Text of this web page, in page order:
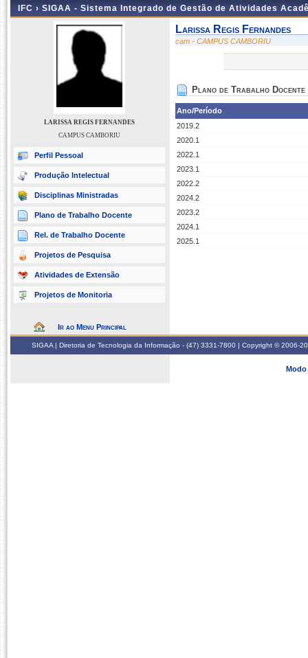
IFC › SIGAA - Sistema Integrado de Gestão de Atividades
LARISSA REGIS FERNANDES
CAMPUS CAMBORIU
Perfil Pessoal
Produção Intelectual
Disciplinas Ministradas
Plano de Trabalho Docente
Rel. de Trabalho Docente
Projetos de Pesquisa
Atividades de Extensão
Projetos de Monitoria
Ir ao Menu Principal
Larissa Regis Fernandes
cam - CAMPUS CAMBORIU
Plano de Trabalho Docente
Ano/Período
2019.2
2020.1
2022.1
2023.1
2022.2
2024.2
2023.2
2024.1
2025.1
SIGAA | Diretoria de Tecnologia da Informação - (47) 3331-7800 | Copyright © 2006-
Modo